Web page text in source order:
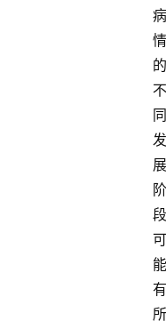
病
情
的
不
同
发
展
阶
段
可
能
有
所